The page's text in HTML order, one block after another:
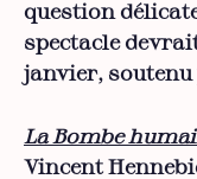
question
spectacle
janvier, soutenu
La Bombe
Vincent